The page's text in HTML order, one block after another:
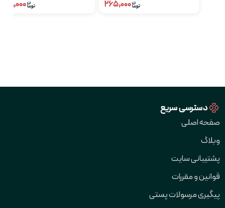
دسترسی سریع
صفحه اصلی
وبلاگ
پشتیبانی سایت
قوانین و مقررات
پیگیری مرسولات پستی